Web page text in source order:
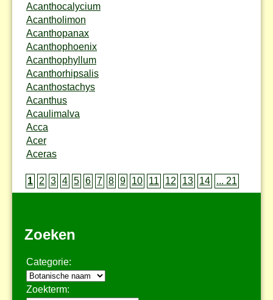
Acanthocalycium
Acantholimon
Acanthopanax
Acanthophoenix
Acanthophyllum
Acanthorhipsalis
Acanthostachys
Acanthus
Acaulimalva
Acca
Acer
Aceras
1 2 3 4 5 6 7 8 9 10 11 12 13 14 ... 21
Zoeken
Categorie:
Zoekterm: